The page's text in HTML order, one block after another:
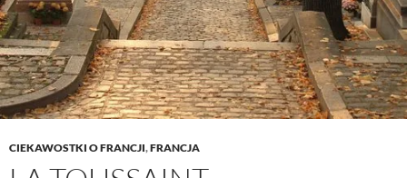
CIEKAWOSTKI O FRANCJI,FRANCJA